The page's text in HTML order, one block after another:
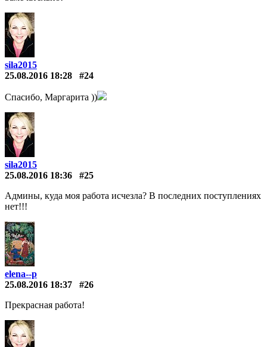
sila2015
25.08.2016 18:28
#24
Спасибо, Маргарита ))
sila2015
25.08.2016 18:36
#25
Админы, куда моя работа исчезла? В последних поступлениях
нет!!!
elena--p
25.08.2016 18:37
#26
Прекрасная работа!